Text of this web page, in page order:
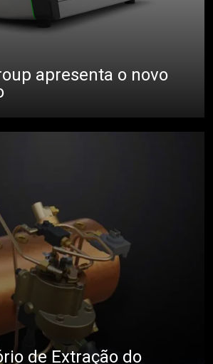
apresenta o novo
de Extração do